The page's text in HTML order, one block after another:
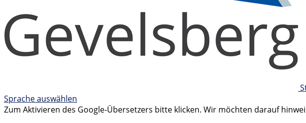
Sprache auswählen
Zum Aktivieren des Google-Übersetzers bitte klicken. Wir möchten darauf